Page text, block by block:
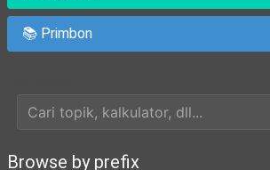
📚 Primbon
Browse by prefix